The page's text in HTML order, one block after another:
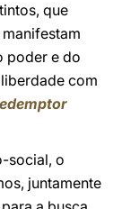
que
poder e do
com
social, o
juntamente